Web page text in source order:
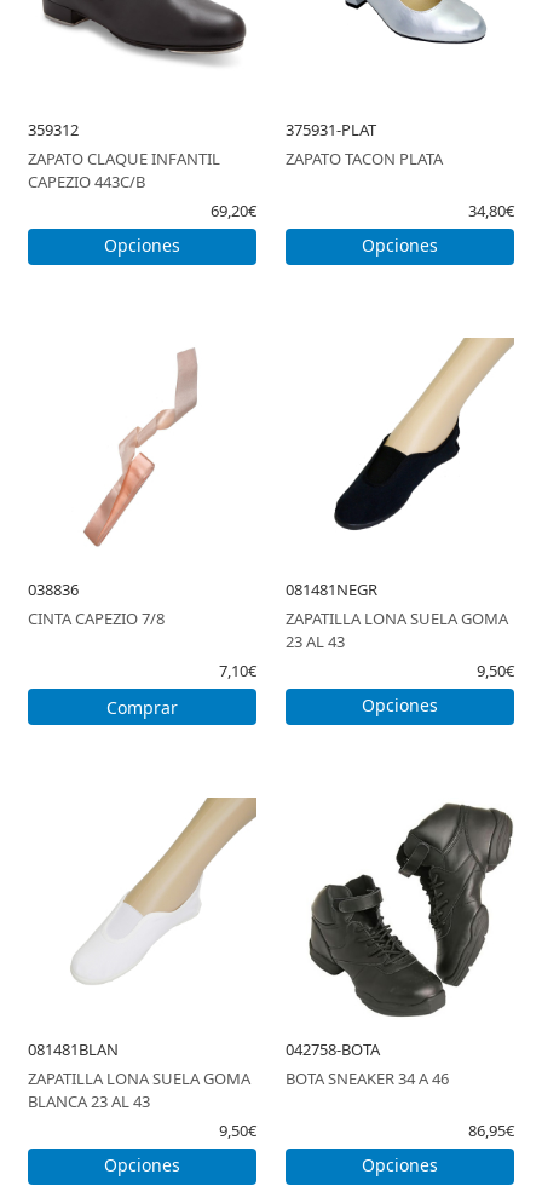
359312
ZAPATO CLAQUE INFANTIL
CAPEZIO 443C/B
69,20€
Opciones
375931-PLAT
ZAPATO TACON PLATA
34,80€
Opciones
038836
CINTA CAPEZIO 7/8
7,10€
Comprar
081481NEGR
ZAPATILLA LONA SUELA GOMA
23 AL 43
9,50€
Opciones
081481BLAN
ZAPATILLA LONA SUELA GOMA
BLANCA 23 AL 43
9,50€
Opciones
042758-BOTA
BOTA SNEAKER 34 A 46
86,95€
Opciones